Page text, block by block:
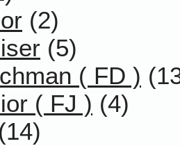
(2)
(5)
( FD )
( FJ ) (4)
(14)